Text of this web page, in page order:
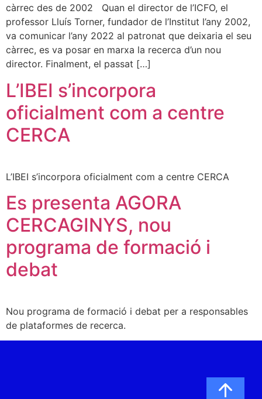
càrrec des de 2002 Quan el director de l’ICFO, el
professor Lluís Torner, fundador de l’Institut l’any 2002,
va comunicar l’any 2022 al patronat que deixaria el seu
càrrec, es va posar en marxa la recerca d’un nou
director. Finalment, el passat […]
L’IBEI s’incorpora
oficialment com a centre
CERCA
L’IBEI s’incorpora oficialment com a centre CERCA
Es presenta AGORA
CERCAGINYS, nou
programa de formació i
debat
Nou programa de formació i debat per a responsables
de plataformes de recerca.